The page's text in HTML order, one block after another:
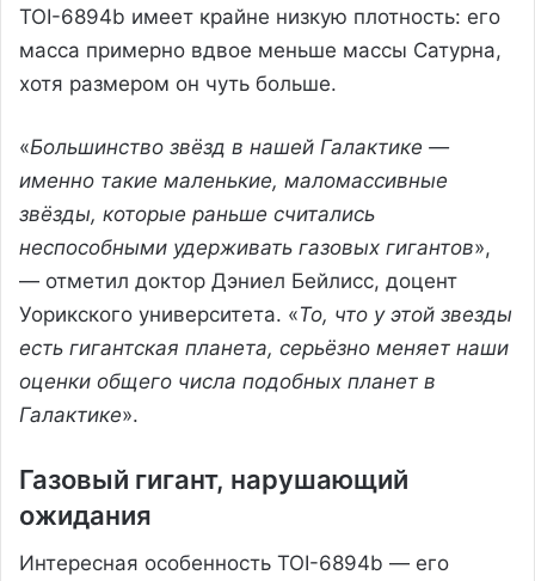
TOI-6894b имеет крайне низкую плотность: его
масса примерно вдвое меньше массы Сатурна,
хотя размером он чуть больше.
«Большинство звёзд в нашей Галактике —
именно такие маленькие, маломассивные
звёзды, которые раньше считались
неспособными удерживать газовых гигантов»,
— отметил доктор Дэниел Бейлисс, доцент
Уорикского университета. «То, что у этой звезды
есть гигантская планета, серьёзно меняет наши
оценки общего числа подобных планет в
Галактике».
Газовый гигант, нарушающий
ожидания
Интересная особенность TOI-6894b — его